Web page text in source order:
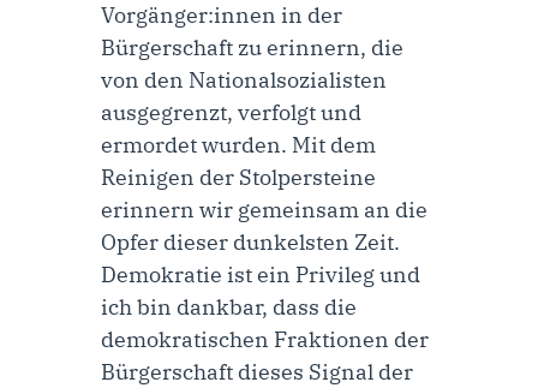
Vorgänger:innen in der
Bürgerschaft zu erinnern, die
von den Nationalsozialisten
ausgegrenzt, verfolgt und
ermordet wurden. Mit dem
Reinigen der Stolpersteine
erinnern wir gemeinsam an die
Opfer dieser dunkelsten Zeit.
Demokratie ist ein Privileg und
ich bin dankbar, dass die
demokratischen Fraktionen der
Bürgerschaft dieses Signal der